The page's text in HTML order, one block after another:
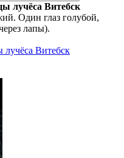
лучёса Витебск
Один глаз голубой,
лапы).
лучёса Витебск